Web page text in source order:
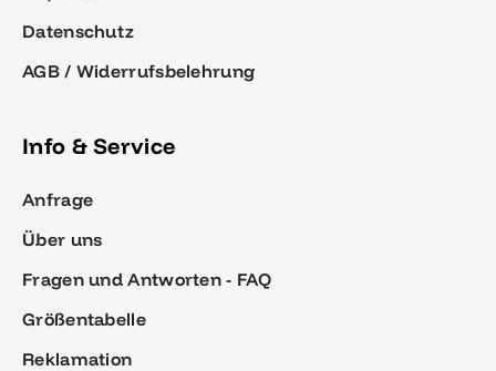
Datenschutz
AGB / Widerrufsbelehrung
Info & Service
Anfrage
Über uns
Fragen und Antworten - FAQ
Größentabelle
Reklamation